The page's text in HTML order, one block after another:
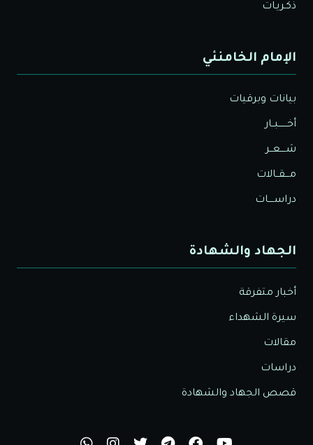
ذكـريـات
الإمام الخامنئي
بيانات وبرقيات
أخــــــبــار
شــــعــر
مـــقــالات
دراســــات
الجهاد والشهادة
أخبار متفرقة
سيرة الشهداء
مقالات
دراسات
قصص الجهاد والشهادة